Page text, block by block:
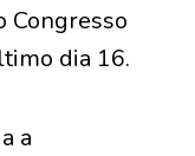
Congresso
dia 16.
a